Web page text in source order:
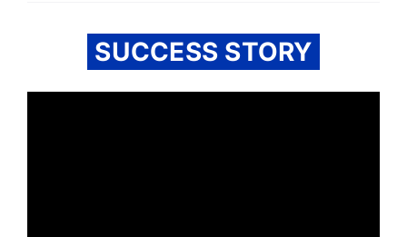
SUCCESS STORY